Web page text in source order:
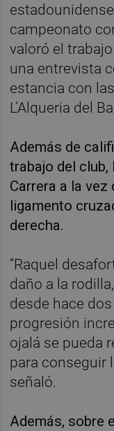
campeonato
valoró el
una entrevista
estancia con
L’Alqueria del
Además de
trabajo del club,
Carrera a la vez
ligamento
derecha.
“Raquel
daño a la
desde hace
progresión
ojalá se pueda
para conseguir
señaló.
Además, sobre